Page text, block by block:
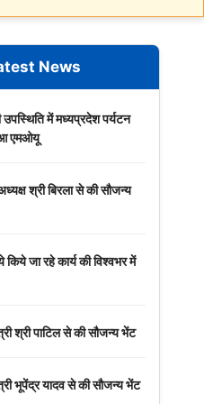
News
उपस्थिति में मध्यप्रदेश पर्यटन
एमओयू
श्री बिरला से की सौजन्य
किये जा रहे कार्य की विश्वभर में
श्री पाटिल से की सौजन्य भेंट
भूपेंद्र यादव से की सौजन्य भेंट